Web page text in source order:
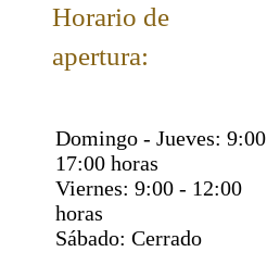
Horario de
apertura:
Domingo - Jueves:
17:00 horas
Viernes: 9:00 - 12:00
horas
Sábado: Cerrado